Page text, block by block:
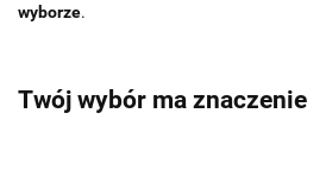
wyborze.
Twój wybór ma znaczenie